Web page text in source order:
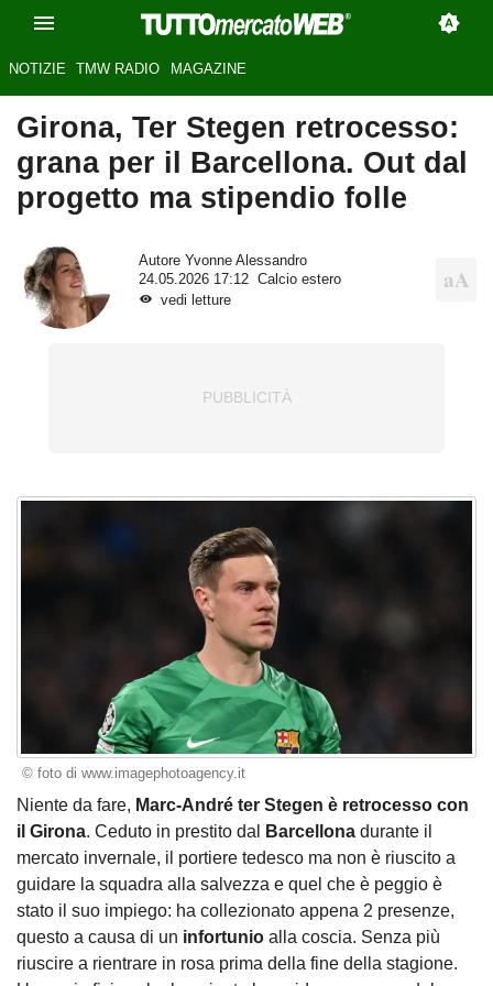
NOTIZIE TMW RADIO MAGAZINE
Girona, Ter Stegen retrocesso:
grana per il Barcellona. Out dal
progetto ma stipendio folle
Autore Yvonne Alessandro
24.05.2026 17:12
Calcio estero
vedi letture
© foto di www.imagephotoagency.it
Niente da fare, Marc-André ter Stegen è retrocesso con
il Girona. Ceduto in prestito dal Barcellona durante il
mercato invernale, il portiere tedesco ma non è riuscito a
guidare la squadra alla salvezza e quel che è peggio è
stato il suo impiego: ha collezionato appena 2 presenze,
questo a causa di un infortunio alla coscia. Senza più
riuscire a rientrare in rosa prima della fine della stagione.